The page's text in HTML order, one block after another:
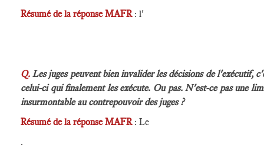
Résumé de la réponse MAFR: l'
Q. Les juges peuvent bien invalider les décisions de l'exécutif,
celui-ci qui finalement les exécute. Ou pas. N'est-ce pas une
insurmontable au contrepouvoir des juges ?
Résumé de la réponse MAFR: Le
.